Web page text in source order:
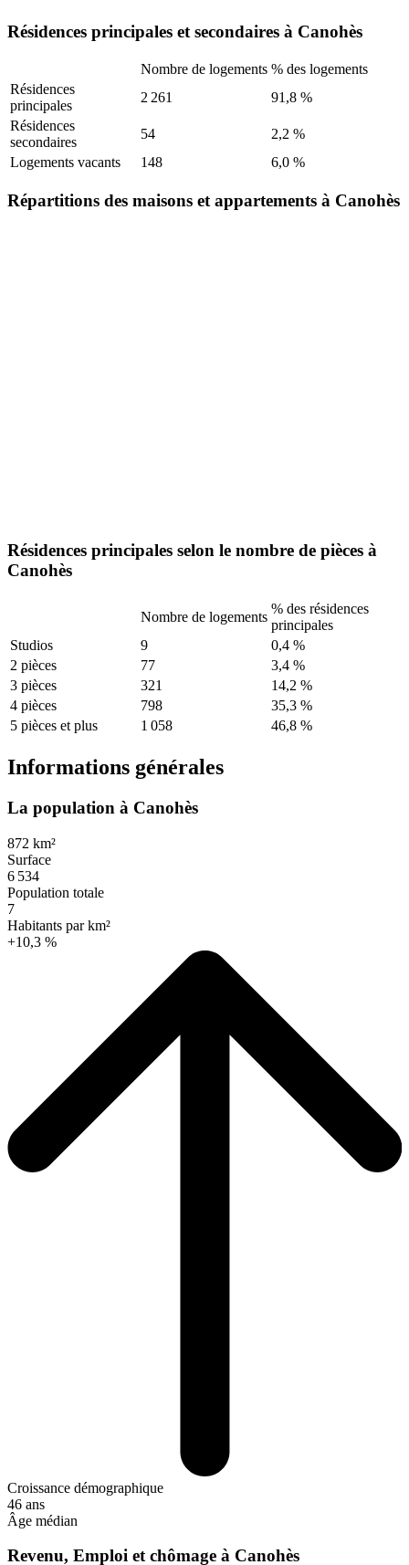
Résidences principales et secondaires à Canohès
Nombre de logements % des logements
Résidences
principales
2 261
91,8 %
Résidences
secondaires
54
2,2 %
Logements vacants
148 6,0 %
Répartitions des maisons et appartements à Canohès
Résidences principales selon le nombre de pièces à
Canohès
Nombre de logements
% des résidences
principales
Studios
9
0,4 %
2 pièces
77
3,4 %
3 pièces
321
14,2 %
4 pièces
798
35,3 %
5 pièces et plus
1 058 46,8 %
Informations générales
La population à Canohès
872 km²
Surface
6 534
Population totale
7
Habitants par km²
+10,3 %
Croissance démographique
46 ans
Âge médian
Revenu, Emploi et chômage à Canohès